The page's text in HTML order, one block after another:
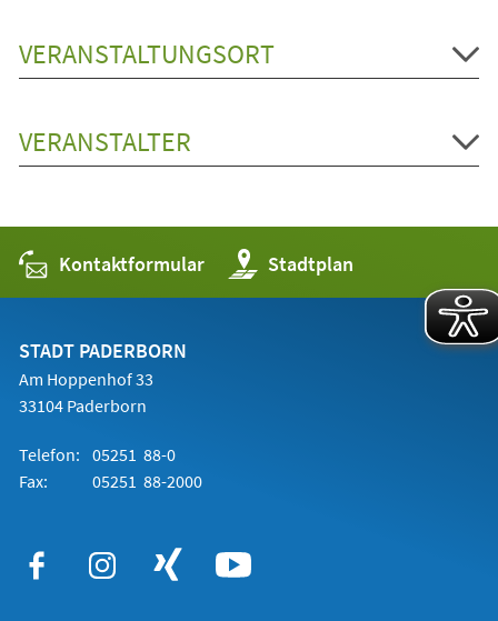
VERANSTALTUNGSORT
VERANSTALTER
Kontaktformular Stadtplan
(Öffnet
in
einem
STADT PADERBORN
Am Hoppenhof 33
33104 Paderborn
Telefon: 05251 88-0
Fax:
05251 88-2000